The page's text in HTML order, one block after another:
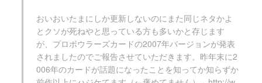
おいおいたまにしか更新しないのにまた同じネタかよ
とクソが死ねやと思っている方も多いかと存じます
が、プロボウラーズカードの2007年バージョンが発表
されましたのでご報告させていただきます。昨年末に2
006年のカードが話題になったことを知ってか知らずか